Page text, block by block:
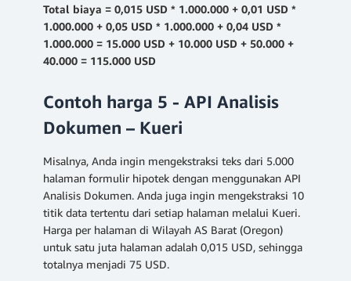
Total biaya = 0,015 USD * 1.000.000 + 0,01 USD *
1.000.000 + 0,05 USD * 1.000.000 + 0,04 USD *
1.000.000 = 15.000 USD + 10.000 USD + 50.000 +
40.000 = 115.000 USD
Contoh harga 5 - API Analisis
Dokumen – Kueri
Misalnya, Anda ingin mengekstraksi teks dari 5.000
halaman formulir hipotek dengan menggunakan API
Analisis Dokumen. Anda juga ingin mengekstraksi 10
titik data tertentu dari setiap halaman melalui Kueri.
Harga per halaman di Wilayah AS Barat (Oregon)
untuk satu juta halaman adalah 0,015 USD, sehingga
totalnya menjadi 75 USD.